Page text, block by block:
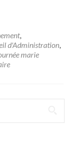
,
d'Administration,
marie